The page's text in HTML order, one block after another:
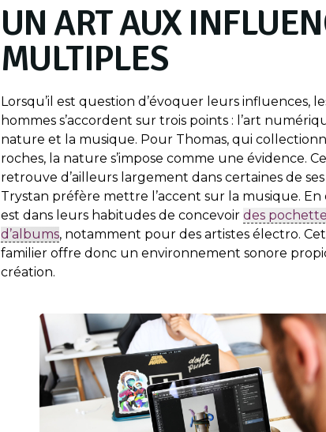
UN ART AUX
MULTIPLES
Lorsqu’il est question d’évoquer leurs influences,
hommes s’accordent sur trois points : l’art
nature et la musique. Pour Thomas, qui
roches, la nature s’impose comme une évidence.
retrouve d’ailleurs largement dans certaines de
Trystan préfère mettre l’accent sur la musique. En
est dans leurs habitudes de concevoir des
d’albums, notamment pour des artistes électro.
familier offre donc un environnement sonore
création.